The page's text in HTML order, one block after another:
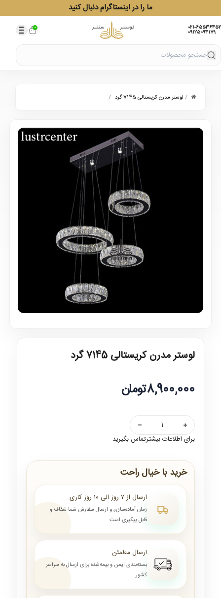
ما را در اینستاگرام دنبال کنید
021-65536452
09125094179
0
/ لوستر مدرن کریستالی 7145 گرد /
لوستر مدرن کریستالی 7145 گرد
8,900,000تومان
برای اطلاعات بیشترتماس بگیرید.
خرید با خیال راحت
ارسال از ۷ روز الی ۱۰ روز کاری
زمان آماده‌سازی و ارسال سفارش شما شفاف و
قابل پیگیری است
ارسال مطمئن
بسته‌بندی ایمن و بیمه‌شده برای ارسال به سراسر
کشور